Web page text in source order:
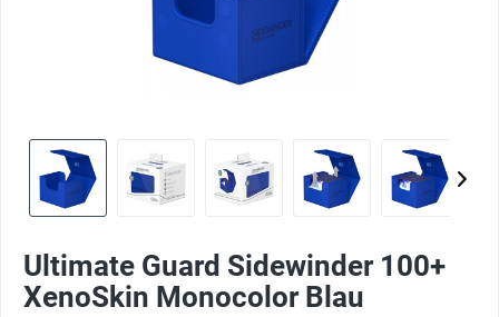
Ultimate Guard Sidewinder 100+
XenoSkin Monocolor Blau